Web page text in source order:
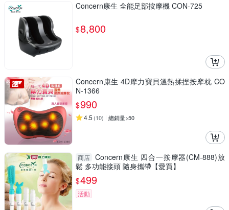
Concern康生 全能足部按摩機 CON-725
$8,800
Concern康生 4D摩力寶貝溫熱揉捏按摩枕 CO
N-1366
$990
4.5 (10) 總銷量>50
商店 Concern康生 四合一按摩器(CM-888)放
鬆 多功能接頭 隨身攜帶【愛買】
$499
活動